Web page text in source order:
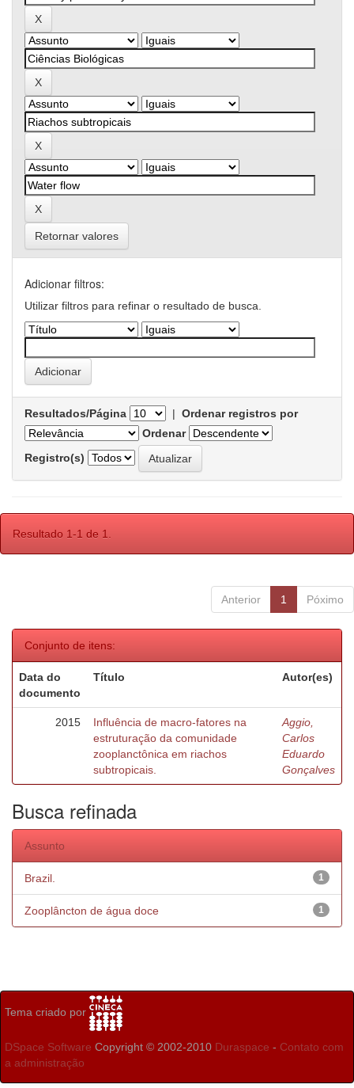
Retornar valores
Adicionar filtros:
Utilizar filtros para refinar o resultado de busca.
Resultados/Página | Ordenar registros por
Ordenar
Registro(s)
Resultado 1-1 de 1.
Anterior 1 Póximo
Conjunto de itens:
Data do
documento
Título Autor(es)
2015
Influência de macro-fatores na
estruturação da comunidade
zooplanctônica em riachos
subtropicais.
Aggio,
Carlos
Eduardo
Gonçalves
Busca refinada
Assunto
1
Brazil.
1
Zooplâncton de água doce
Tema criado por
DSpace Software Copyright © 2002-2010 Duraspace - Contato com
a administração